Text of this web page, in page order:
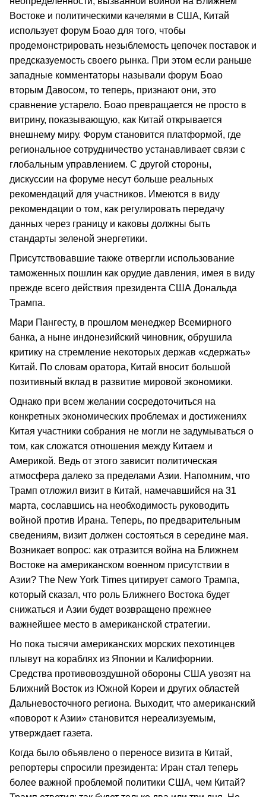
Востоке и политическими качелями в США, Китай
использует форум Боао для того, чтобы
продемонстрировать незыблемость цепочек поставок и
предсказуемость своего рынка. При этом если раньше
западные комментаторы называли форум Боао
вторым Давосом, то теперь, признают они, это
сравнение устарело. Боао превращается не просто в
витрину, показывающую, как Китай открывается
внешнему миру. Форум становится платформой, где
региональное сотрудничество устанавливает связи с
глобальным управлением. С другой стороны,
дискуссии на форуме несут больше реальных
рекомендаций для участников. Имеются в виду
рекомендации о том, как регулировать передачу
данных через границу и каковы должны быть
стандарты зеленой энергетики.
Присутствовавшие также отвергли использование
таможенных пошлин как орудие давления, имея в виду
прежде всего действия президента США Дональда
Трампа.
Мари Пангесту, в прошлом менеджер Всемирного
банка, а ныне индонезийский чиновник, обрушила
критику на стремление некоторых держав «сдержать»
Китай. По словам оратора, Китай вносит большой
позитивный вклад в развитие мировой экономики.
Однако при всем желании сосредоточиться на
конкретных экономических проблемах и достижениях
Китая участники собрания не могли не задумываться о
том, как сложатся отношения между Китаем и
Америкой. Ведь от этого зависит политическая
атмосфера далеко за пределами Азии. Напомним, что
Трамп отложил визит в Китай, намечавшийся на 31
марта, сославшись на необходимость руководить
войной против Ирана. Теперь, по предварительным
сведениям, визит должен состояться в середине мая.
Возникает вопрос: как отразится война на Ближнем
Востоке на американском военном присутствии в
Азии? The New York Times цитирует самого Трампа,
который сказал, что роль Ближнего Востока будет
снижаться и Азии будет возвращено прежнее
важнейшее место в американской стратегии.
Но пока тысячи американских морских пехотинцев
плывут на кораблях из Японии и Калифорнии.
Средства противовоздушной обороны США увозят на
Ближний Восток из Южной Кореи и других областей
Дальневосточного региона. Выходит, что американский
«поворот к Азии» становится нереализуемым,
утверждает газета.
Когда было объявлено о переносе визита в Китай,
репортеры спросили президента: Иран стал теперь
более важной проблемой политики США, чем Китай?